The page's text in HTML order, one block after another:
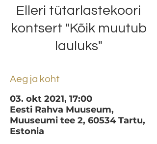
Elleri tütarlastekoori
kontsert "Kõik muutub
lauluks"
Aeg ja koht
03. okt 2021, 17:00
Eesti Rahva Muuseum,
Muuseumi tee 2, 60534 Tartu,
Estonia